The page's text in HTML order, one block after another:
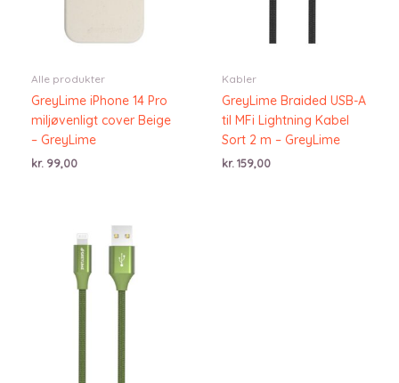
Alle produkter
GreyLime iPhone 14 Pro
miljøvenligt cover Beige
– GreyLime
kr. 99,00
Kabler
GreyLime Braided USB-A
til MFi Lightning Kabel
Sort 2 m – GreyLime
kr. 159,00